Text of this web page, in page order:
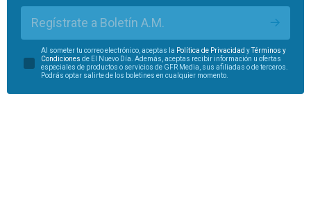
Regístrate a Boletín A.M.
Al someter tu correo electrónico, aceptas la Política de Privacidad yTérminos y
Condiciones de El Nuevo Día. Además, aceptas recibir información u ofertas
especiales de productos o servicios de GFR Media, sus afiliadas o de terceros.
Podrás optar salirte de los boletines en cualquier momento.